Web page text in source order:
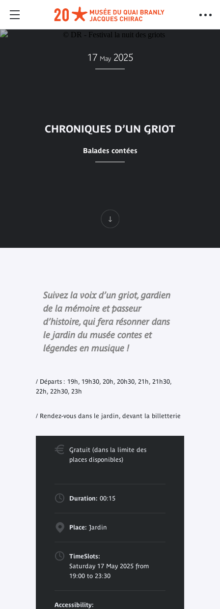
17 May 2025
CHRONIQUES D’UN GRIOT
Balades contées
Suivez la voix d’un griot, gardien
de la mémoire et passeur
d’histoire, qui fera résonner dans
le jardin du musée contes et
légendes en musique !
/ Départs : 19h, 19h30, 20h, 20h30, 21h, 21h30,
22h, 22h30, 23h
/ Rendez-vous dans le jardin, devant la billetterie
Gratuit (dans la limite des
places disponibles)
Duration: 00:15
Place: Jardin
TimeSlots:
Saturday 17 May 2025 from
19:00 to 23:30
Accessibility: